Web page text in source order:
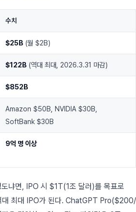
수치
$25B (월 $2B)
$122B (역대 최대, 2026.3.31 마감)
$852B
Amazon $50B, NVIDIA $30B,
SoftBank $30B
9억 명 이상
냐면, IPO 시 $1T(1조 달러)를 목표로
대 최대 IPO가 된다. ChatGPT Pro($200/